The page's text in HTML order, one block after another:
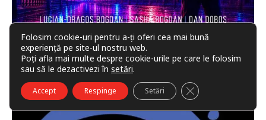
Folosim cookie-uri pentru a-ți oferi cea mai bună
experiență pe site-ul nostru web.
Poți afla mai multe despre cookie-urile pe care le folosim
sau să le dezactivezi în setări.
Accept Respinge Setări CLOSE GDPR